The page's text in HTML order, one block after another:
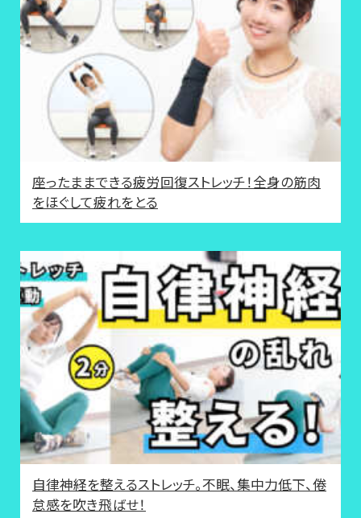
座ったままできる疲労回復ストレッチ！全身の筋肉
をほぐして疲れをとる
自律神経を整えるストレッチ。不眠、集中力低下、倦
怠感を吹き飛ばせ！